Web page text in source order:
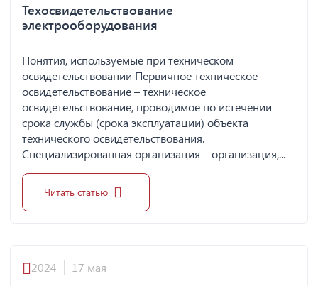
Техосвидетельствование
электрооборудования
Понятия, используемые при техническом
освидетельствовании Первичное техническое
освидетельствование – техническое
освидетельствование, проводимое по истечении
срока службы (срока эксплуатации) объекта
технического освидетельствования.
Специализированная организация – организация,...
Читать статью
2024 17 мая